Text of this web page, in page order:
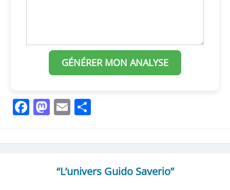
GÉNÉRER MON ANALYSE
Facebook
Mastodon
Email
“L’univers Guido Saverio”